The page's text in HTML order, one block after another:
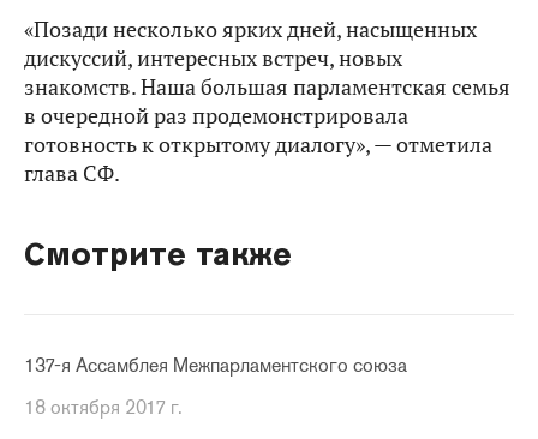
«Позади несколько ярких дней, насыщенных
дискуссий, интересных встреч, новых
знакомств. Наша большая парламентская семья
в очередной раз продемонстрировала
готовность к открытому диалогу», — отметила
глава СФ.
Смотрите также
137-я Ассамблея Межпарламентского союза
18 октября 2017 г.